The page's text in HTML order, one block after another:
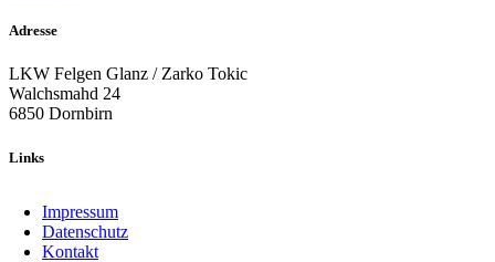
Adresse
LKW Felgen Glanz / Zarko Tokic
Walchsmahd 24
6850 Dornbirn
Links
Impressum
Datenschutz
Kontakt